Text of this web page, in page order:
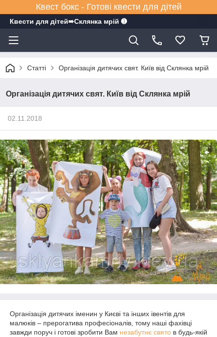
Квест бокс - Готові квести для дітей
Квести для дітей➠Склянка мрiй ➊
Статті Організація дитячих свят. Київ від Склянка мрій
Організація дитячих свят. Київ від Склянка мрій
02.11.2018
Організація дитячих іменин у Києві та інших івентів для
малюків – прерогатива професіоналів, тому наші фахівці
завжди поруч і готові зробити Вам незабутнє свято в будь-якій